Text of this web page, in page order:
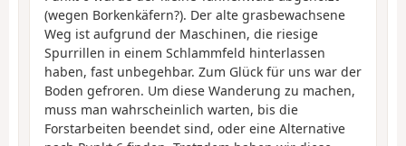
(wegen Borkenkäfern?). Der alte grasbewachsene
Weg ist aufgrund der Maschinen, die riesige
Spurrillen in einem Schlammfeld hinterlassen
haben, fast unbegehbar. Zum Glück für uns war der
Boden gefroren. Um diese Wanderung zu machen,
muss man wahrscheinlich warten, bis die
Forstarbeiten beendet sind, oder eine Alternative